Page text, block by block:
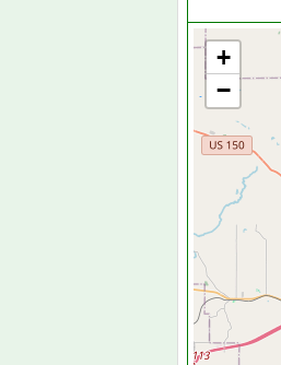
+
−